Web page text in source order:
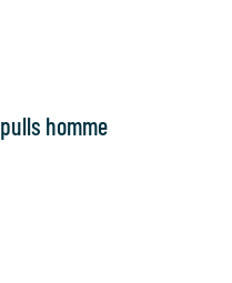
pulls homme